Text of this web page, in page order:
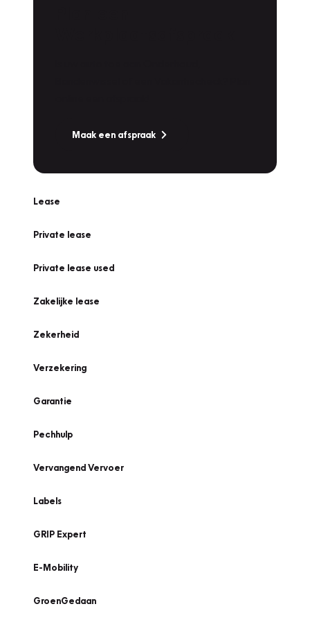
Maak een afspraak
Lease
Private lease
Private lease used
Zakelijke lease
Zekerheid
Verzekering
Garantie
Pechhulp
Vervangend Vervoer
Labels
GRIP Expert
E-Mobility
GroenGedaan